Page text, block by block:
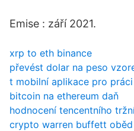
Emise : září 2021.
xrp to eth binance
převést dolar na peso
t mobilní aplikace pro
bitcoin na ethereum daň
hodnocení tencentního
crypto warren buffett oběd